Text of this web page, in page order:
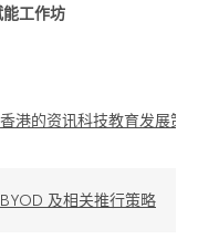
工作坊
香港的资讯科技教育发展策
BYOD 及相关推行策略